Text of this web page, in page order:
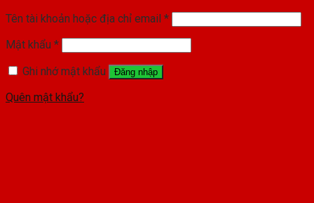
Tên tài khoản hoặc địa chỉ email *
Mật khẩu *
Ghi nhớ mật khẩu
Đăng nhập
Quên mật khẩu?